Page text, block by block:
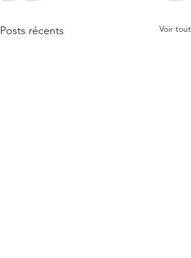
Posts récents Voir tout